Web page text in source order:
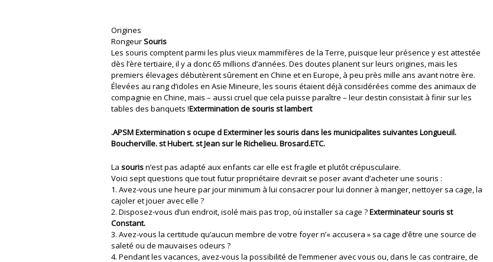
Origines
RongeurSouris
Les souris comptent parmi les plus vieux mammifères de la Terre, puisque leur présence y est attestée
dès l’ère tertiaire, il y a donc 65 millions d’années. Des doutes planent sur leurs origines, mais les
premiers élevages débutèrent sûrement en Chine et en Europe, à peu près mille ans avant notre ère.
Élevées au rang d’idoles en Asie Mineure, les souris étaient déjà considérées comme des animaux de
compagnie en Chine, mais – aussi cruel que cela puisse paraître – leur destin consistait à finir sur les
tables des banquets !Extermination de souris st lambert
.APSM Extermination s ocupe d Exterminer les souris dans les municipalites suivantes Longueuil.
Boucherville. st Hubert. st Jean sur le Richelieu. Brosard.ETC.
La sourisn’est pas adapté aux enfants car elle est fragile et plutôt crépusculaire.
Voici sept questions que tout futur propriétaire devrait se poser avant d’acheter une souris :
1. Avez-vous une heure par jour minimum à lui consacrer pour lui donner à manger, nettoyer sa cage, la
cajoler et jouer avec elle ?
2. Disposez-vous d’un endroit, isolé mais pas trop, où installer sa cage ?Exterminateur souris st
Constant.
3. Avez-vous la certitude qu’aucun membre de votre foyer n’« accusera » sa cage d’être une source de
saleté ou de mauvaises odeurs ?
4. Pendant les vacances, avez-vous la possibilité de l’emmener avec vous ou, dans le cas contraire, de